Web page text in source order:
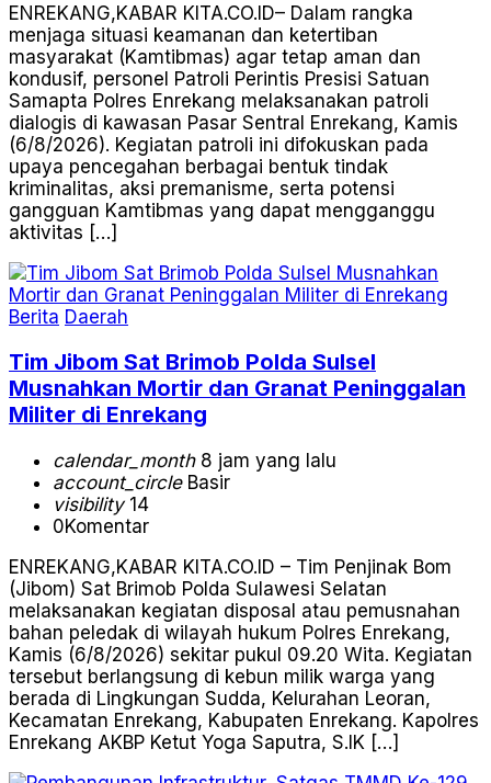
ENREKANG,KABAR KITA.CO.ID– Dalam rangka
menjaga situasi keamanan dan ketertiban
masyarakat (Kamtibmas) agar tetap aman dan
kondusif, personel Patroli Perintis Presisi Satuan
Samapta Polres Enrekang melaksanakan patroli
dialogis di kawasan Pasar Sentral Enrekang, Kamis
(6/8/2026). Kegiatan patroli ini difokuskan pada
upaya pencegahan berbagai bentuk tindak
kriminalitas, aksi premanisme, serta potensi
gangguan Kamtibmas yang dapat mengganggu
aktivitas […]
Berita Daerah
Tim Jibom Sat Brimob Polda Sulsel
Musnahkan Mortir dan Granat Peninggalan
Militer di Enrekang
calendar_month8 jam yang lalu
account_circleBasir
visibility14
0Komentar
ENREKANG,KABAR KITA.CO.ID – Tim Penjinak Bom
(Jibom) Sat Brimob Polda Sulawesi Selatan
melaksanakan kegiatan disposal atau pemusnahan
bahan peledak di wilayah hukum Polres Enrekang,
Kamis (6/8/2026) sekitar pukul 09.20 Wita. Kegiatan
tersebut berlangsung di kebun milik warga yang
berada di Lingkungan Sudda, Kelurahan Leoran,
Kecamatan Enrekang, Kabupaten Enrekang. Kapolres
Enrekang AKBP Ketut Yoga Saputra, S.IK […]